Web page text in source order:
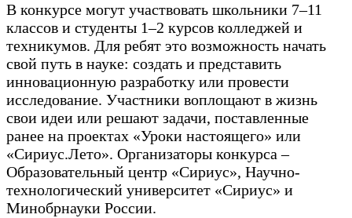
В конкурсе могут участвовать школьники 7–11
классов и студенты 1–2 курсов колледжей и
техникумов. Для ребят это возможность начать
свой путь в науке: создать и представить
инновационную разработку или провести
исследование. Участники воплощают в жизнь
свои идеи или решают задачи, поставленные
ранее на проектах «Уроки настоящего» или
«Сириус.Лето». Организаторы конкурса –
Образовательный центр «Сириус», Научно-
технологический университет «Сириус» и
Минобрнауки России.